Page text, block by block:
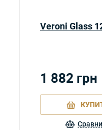
Veroni Glass
1 882 грн